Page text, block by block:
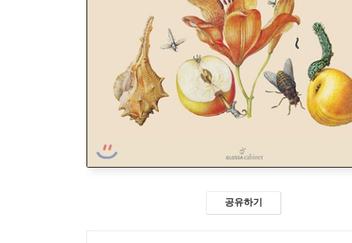
공유하기